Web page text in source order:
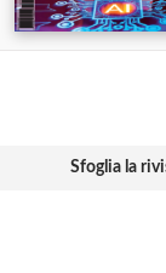
Sfoglia la